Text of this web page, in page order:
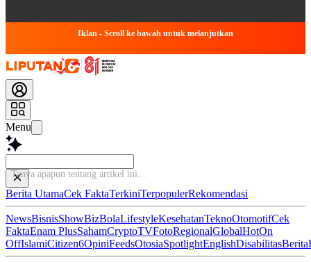
Iklan - Scroll ke bawah untuk melanjutkan
Menu
Baca leb
Berita UtamaCek FaktaTerkiniTerpopulerRekomendasi
NewsBisnisShowBizBolaLifestyleKesehatanTeknoOtomotifCek
FaktaEnam PlusSahamCryptoTVFotoRegionalGlobalHotOn
OffIslamiCitizen6OpiniFeedsOtosiaSpotlightEnglishDisabilitasBerita